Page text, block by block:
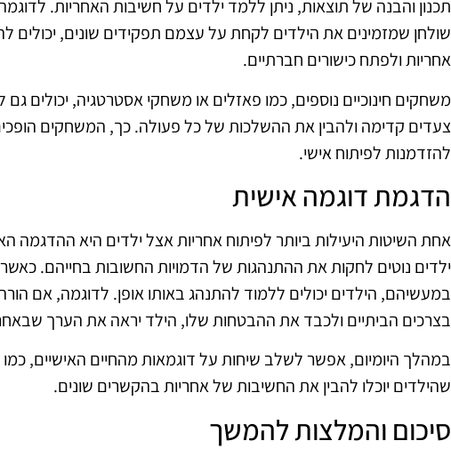
תכנון והבנה של תוצאות, ניתן ללמד ילדים על חשיבות האחריות.
שולחן שמזמינים את הילדים לקחת על עצמם תפקידים שונים,
אחריות ולפתח כישורים חברתיים.
משחקים חינוכיים נוספים, כמו פאזלים או משחקי אסטרטגיה, יכולים
צעדים קדימה ולהבין את ההשלכות של כל פעולה. כך, המשחקים
להזדמנות לפיתוח אישי.
הדגמת דוגמה אישית
אחת השיטות היעילות ביותר לפיתוח אחריות אצל ילדים היא ההדגמה
ילדים נוטים לחקות את ההתנהגות של הדמויות החשובות בחייהם.
במעשיהם, הילדים יכולים ללמוד להתנהג באותו אופן. לדוגמה, אם
בצרכים הביתיים ולכבד את ההבטחות שלו, הילד יראה את הערך
במהלך היומיום, אפשר לשלב שיחות על דוגמאות מהחיים האישיים, כמו
שהילדים יוכלו להבין את החשיבות של אחריות בהקשרים שונים.
סיכום והמלצות להמשך